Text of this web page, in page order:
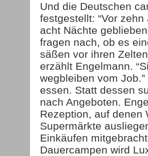
Und die Deutschen
festgestellt: “Vor
acht Nächte
fragen nach, ob es
säßen vor ihren
erzählt Engelmann.
wegbleiben vom
essen. Statt dessen
nach Angeboten.
Rezeption, auf denen
Supermärkte
Einkäufen
Dauercampen wird